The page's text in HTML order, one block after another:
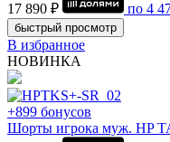
17 890 ₽
по 4
быстрый просмотр
В избранное
НОВИНКА
+899 бонусов
Шорты игрока муж. HP